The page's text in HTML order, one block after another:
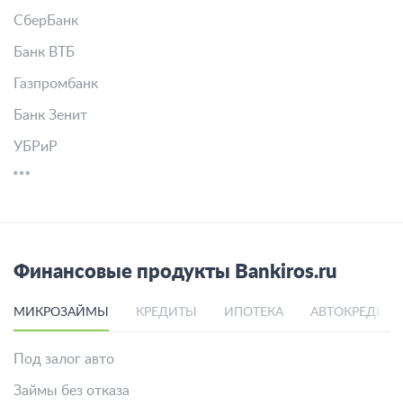
СберБанк
Банк ВТБ
Газпромбанк
Банк Зенит
УБРиР
Финансовые продукты Bankiros.ru
МИКРОЗАЙМЫ КРЕДИТЫ ИПОТЕКА
Под залог авто
Займы без отказа